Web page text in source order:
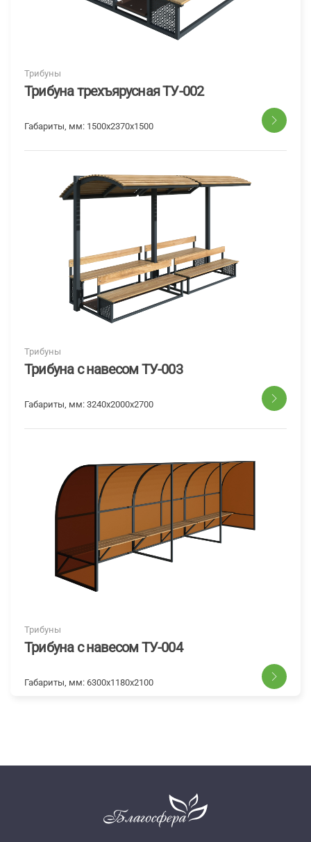
Трибуны
Трибуна трехъярусная ТУ-002
Габариты, мм: 1500х2370х1500
Трибуны
Трибуна с навесом ТУ-003
Габариты, мм: 3240х2000х2700
Трибуны
Трибуна с навесом ТУ-004
Габариты, мм: 6300х1180х2100